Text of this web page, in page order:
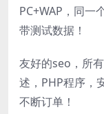
PC+WAP，同一
带测试数据！
友好的seo，所
述，PHP程序，
不断订单！